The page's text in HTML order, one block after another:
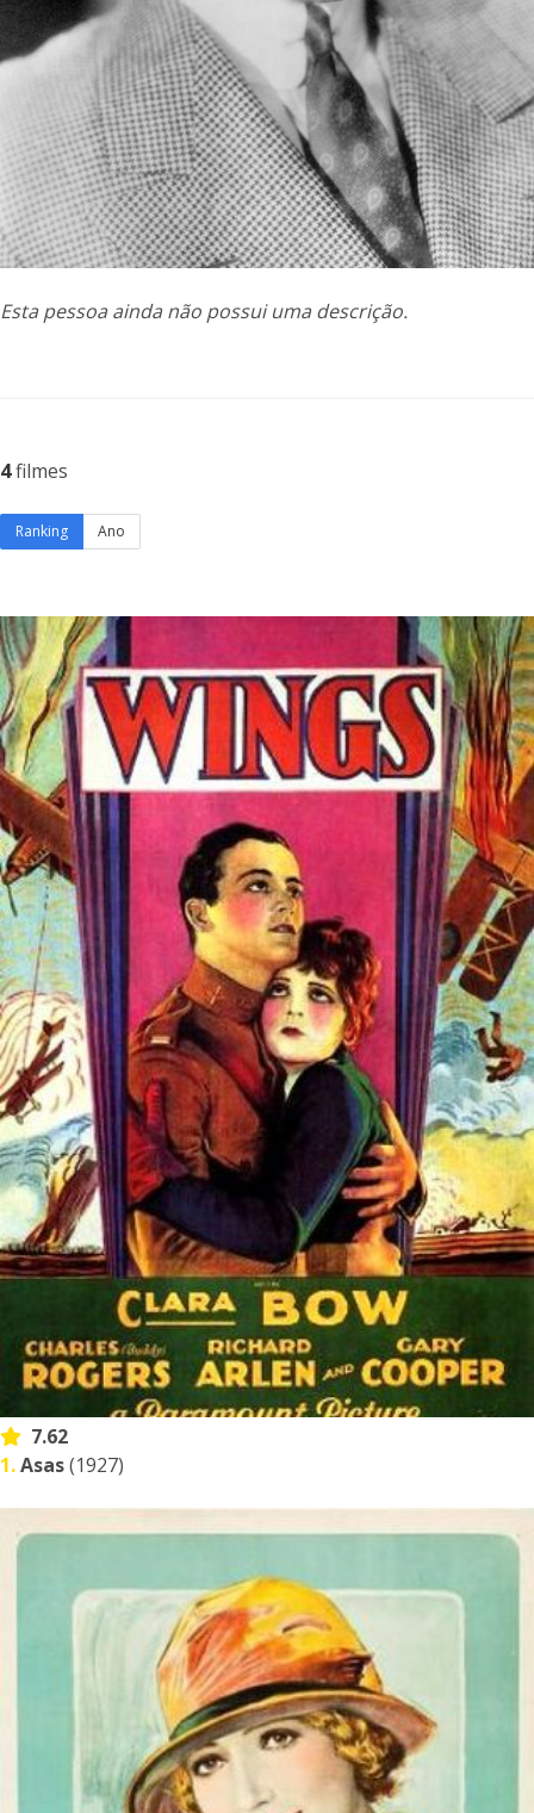
Esta pessoa ainda não possui uma descrição.
4filmes
Ranking Ano
7.62
1.Asas(1927)